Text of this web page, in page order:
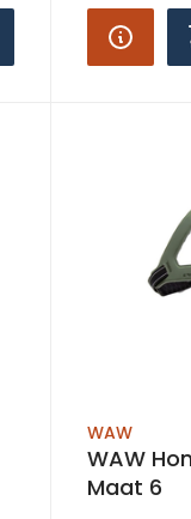
WAW
WAW
Maat 6